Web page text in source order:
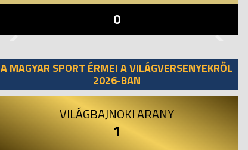
0
A MAGYAR SPORT ÉRMEI A VILÁGVERSENYEKRŐL
2026-BAN
VILÁGBAJNOKI ARANY
1